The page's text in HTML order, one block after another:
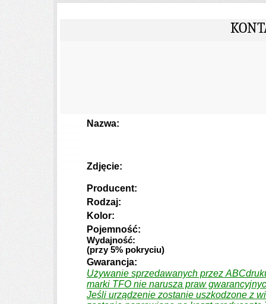
Nazwa:
Zdjęcie:
Producent:
Rodzaj:
Kolor:
Pojemność:
Wydajność:
(przy 5% pokryciu)
Gwarancja:
Używanie sprzedawanych przez
marki TFO nie narusza praw
Jeśli urządzenie zostanie uszkodzone z